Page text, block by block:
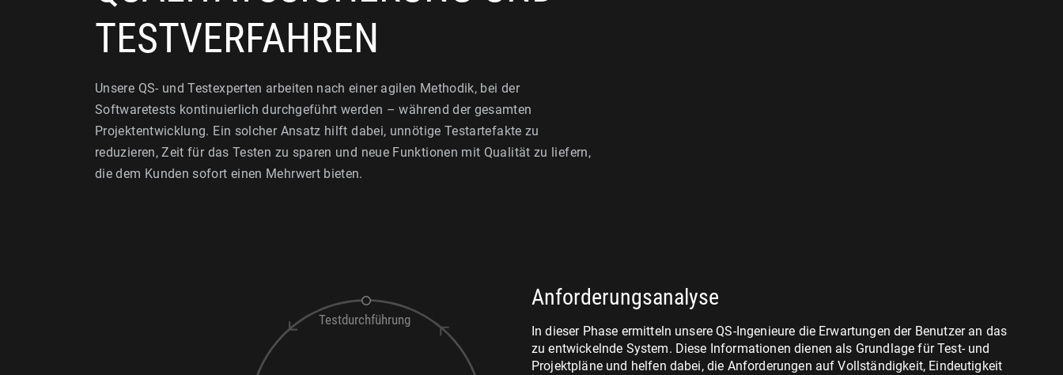
TESTVERFAHREN
Unsere QS- und Testexperten arbeiten nach einer agilen Methodik, bei der
Softwaretests kontinuierlich durchgeführt werden – während der gesamten
Projektentwicklung. Ein solcher Ansatz hilft dabei, unnötige Testartefakte zu
reduzieren, Zeit für das Testen zu sparen und neue Funktionen mit Qualität zu liefern,
die dem Kunden sofort einen Mehrwert bieten.
Anforderungsanalyse
In dieser Phase ermitteln unsere QS-Ingenieure die Erwartungen der Benutzer an das
zu entwickelnde System. Diese Informationen dienen als Grundlage für Test- und
Projektpläne und helfen dabei, die Anforderungen auf Vollständigkeit, Eindeutigkeit
Testdurchführung